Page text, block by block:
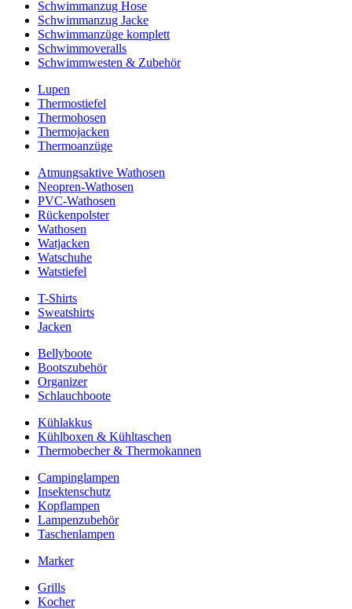
Schwimmanzug Hose
Schwimmanzug Jacke
Schwimmanzüge komplett
Schwimmoveralls
Schwimmwesten & Zubehör
Lupen
Thermostiefel
Thermohosen
Thermojacken
Thermoanzüge
Atmungsaktive Wathosen
Neopren-Wathosen
PVC-Wathosen
Rückenpolster
Wathosen
Watjacken
Watschuhe
Watstiefel
T-Shirts
Sweatshirts
Jacken
Bellyboote
Bootszubehör
Organizer
Schlauchboote
Kühlakkus
Kühlboxen & Kühltaschen
Thermobecher & Thermokannen
Campinglampen
Insektenschutz
Kopflampen
Lampenzubehör
Taschenlampen
Marker
Grills
Kocher